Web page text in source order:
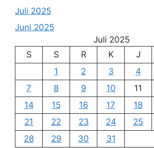
Juli 2025
Juni 2025
Juli 2025
S
S R K J
1
2 3 4
7
8 9 10 11
14
15 16 17 18
21
22 23 24 25
28
29 30 31